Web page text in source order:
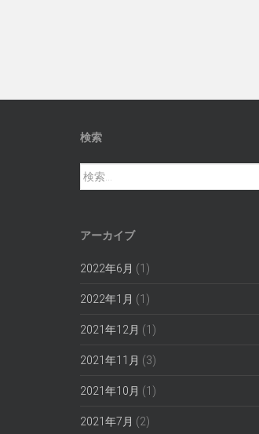
検索
検
索:
アーカイブ
2022年6月 (1)
2022年1月 (1)
2021年12月 (1)
2021年11月 (3)
2021年10月 (1)
2021年7月 (2)